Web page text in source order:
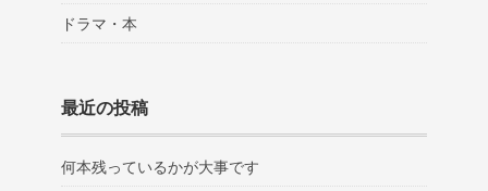
ドラマ・本
最近の投稿
何本残っているかが大事です